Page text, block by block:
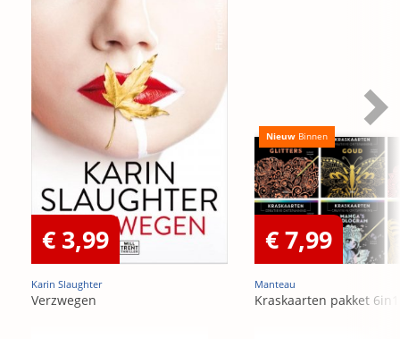
€ 3,99
Karin Slaughter
Verzwegen
Nieuw Binnen
€ 7,99
Manteau
Kraskaarten pakket 6in1